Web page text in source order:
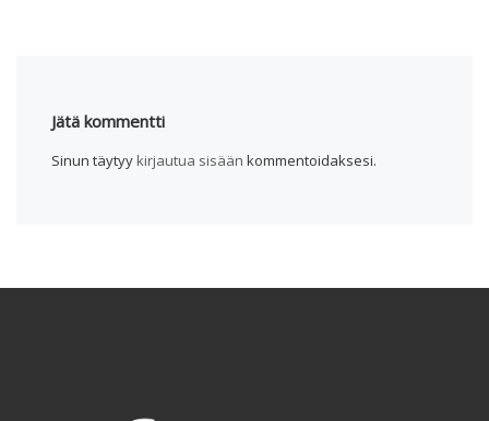
Jätä kommentti
Sinun täytyy kirjautua sisään kommentoidaksesi.